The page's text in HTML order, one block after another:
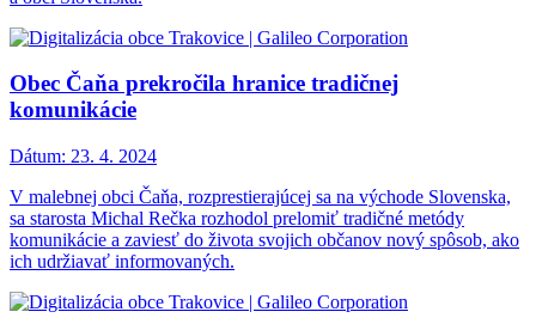
Obec Čaňa prekročila hranice tradičnej
komunikácie
Dátum: 23. 4. 2024
V malebnej obci Čaňa, rozprestierajúcej sa na východe Slovenska,
sa starosta Michal Rečka rozhodol prelomiť tradičné metódy
komunikácie a zaviesť do života svojich občanov nový spôsob, ako
ich udržiavať informovaných.